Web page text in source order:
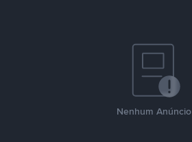
Nenhum Anúncio